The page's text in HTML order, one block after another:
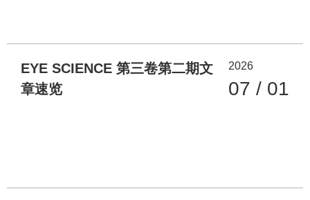
EYE SCIENCE 第三卷第二期文
章速览
2026
07 / 01